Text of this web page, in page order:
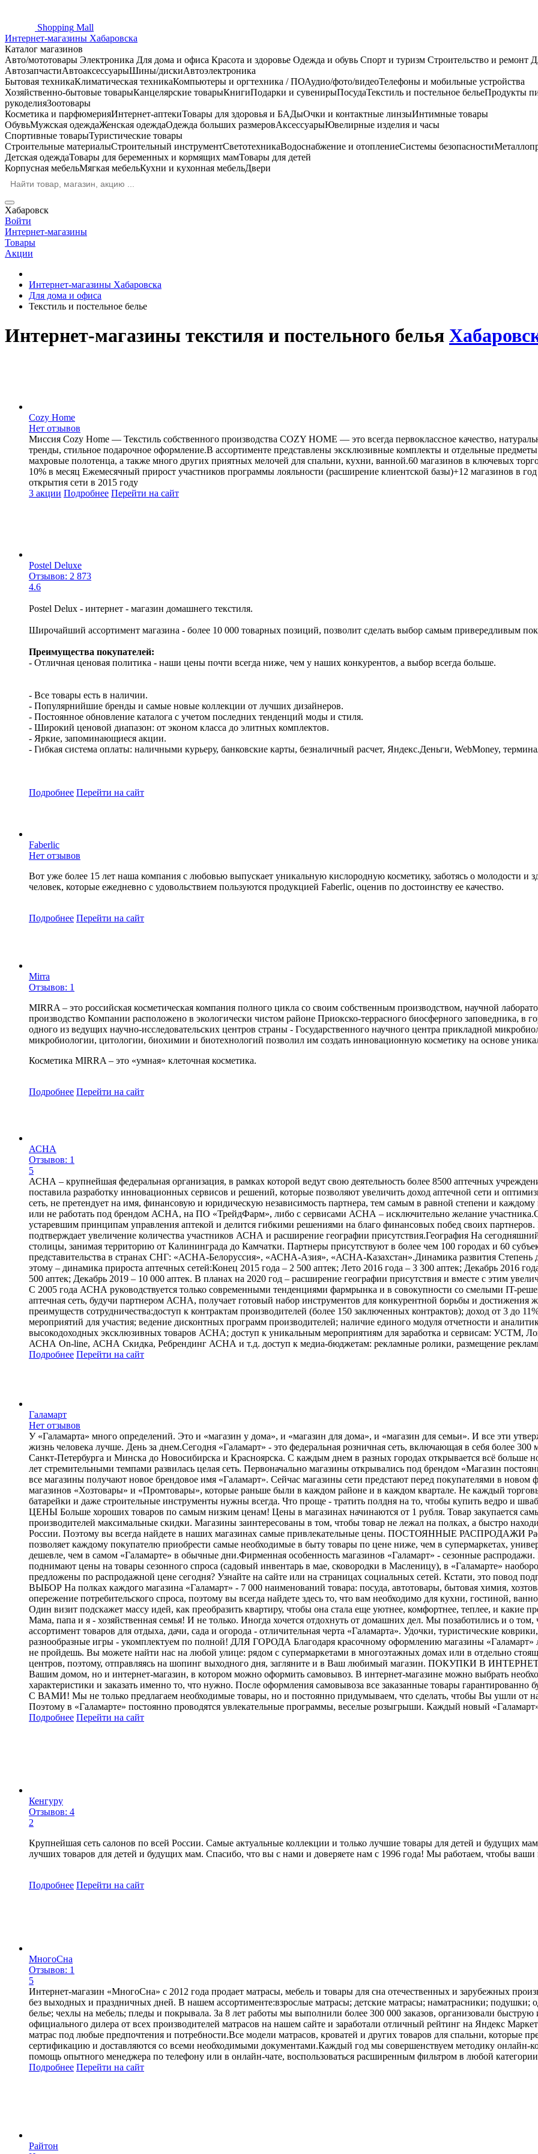
Shopping Mall
Интернет-магазины Хабаровска
Каталог магазинов
Авто/мототовары Электроника Для дома и офиса Красота и здоровье Одежда и обувь Спорт и туризм Строительство и ремонт
АвтозапчастиАвтоаксессуарыШины/дискиАвтоэлектроника
Бытовая техникаКлиматическая техникаКомпьютеры и оргтехника / ПОАудио/фото/видеоТелефоны и мобильные устройства
Хозяйственно-бытовые товарыКанцелярские товарыКнигиПодарки и сувенирыПосудаТекстиль и постельное бельеПродукты
рукоделияЗоотовары
Косметика и парфюмерияИнтернет-аптекиТовары для здоровья и БАДыОчки и контактные линзыИнтимные товары
ОбувьМужская одеждаЖенская одеждаОдежда больших размеровАксессуарыЮвелирные изделия и часы
Спортивные товарыТуристические товары
Строительные материалыСтроительный инструментСветотехникаВодоснабжение и отоплениеСистемы безопасности
Детская одеждаТовары для беременных и кормящих мамТовары для детей
Корпусная мебельМягкая мебельКухни и кухонная мебельДвери
Хабаровск
Войти
Интернет-магазины
Товары
Акции
Интернет-магазины Хабаровска
Для дома и офиса
Текстиль и постельное белье
Интернет-магазины текстиля и постельного белья
Cozy Home
Нет отзывов
Миссия Cozy Home — Текстиль собственного производства COZY HOME — это всегда первоклассное качество,
тренды, стильное подарочное оформление.В ассортименте представлены эксклюзивные комплекты и отдельные
махровые полотенца, а также много других приятных мелочей для спальни, кухни, ванной.60 магазинов в ключевых
10% в месяц Ежемесячный прирост участников программы лояльности (расширение клиентской базы)+12 магазинов в
открытия сети в 2015 году
3 акции Подробнее Перейти на сайт
Postel Deluxe
Отзывов: 2 873
4.6
Postel Delux - интернет - магазин домашнего текстиля.
Широчайший ассортимент магазина - более 10 000 товарных позиций, позволит сделать выбор самым привередливым
Преимущества покупателей:
- Отличная ценовая политика - наши цены почти всегда ниже, чем у наших конкурентов, а выбор всегда больше.
- Все товары есть в наличии.
- Популярнийшие бренды и самые новые коллекции от лучших дизайнеров.
- Постоянное обновление каталога с учетом последних тенденций моды и стиля.
- Широкий ценовой диапазон: от эконом класса до элитных комплектов.
- Яркие, запоминающиеся акции.
- Гибкая система оплаты: наличными курьеру, банковские карты, безналичный расчет, Яндекс.Деньги, WebMoney,
Подробнее Перейти на сайт
Faberlic
Нет отзывов
Вот уже более 15 лет наша компания с любовью выпускает уникальную кислородную косметику, заботясь о молодости
человек, которые ежедневно с удовольствием пользуются продукцией Faberlic, оценив по достоинству ее качество.
Подробнее Перейти на сайт
Mirra
Отзывов: 1
MIRRA – это российская косметическая компания полного цикла со своим собственным производством, научной
производство Компании расположено в экологически чистом районе Приокско-террасного биосферного заповедника, в
одного из ведущих научно-исследовательских центров страны - Государственного научного центра прикладной
микробиологии, цитологии, биохимии и биотехнологий позволил им создать инновационную косметику на основе
Косметика MIRRA – это «умная» клеточная косметика.
Подробнее Перейти на сайт
АСНА
Отзывов: 1
5
АСНА – крупнейшая федеральная организация, в рамках которой ведут свою деятельность более 8500 аптечных
поставила разработку инновационных сервисов и решений, которые позволяют увеличить доход аптечной сети и
сеть, не претендует на имя, финансовую и юридическую независимость партнера, тем самым в равной степени и каждому
или не работать под брендом АСНА, на ПО «ТрейдФарм», либо с сервисами АСНА – исключительно желание
устаревшим принципам управления аптекой и делится гибкими решениями на благо финансовых побед своих
подтверждает увеличение количества участников АСНА и расширение географии присутствия.География На
столицы, занимая территорию от Калининграда до Камчатки. Партнеры присутствуют в более чем 100 городах и 60
представительства в странах СНГ: «АСНА-Белоруссия», «АСНА-Азия», «АСНА-Казахстан».Динамика развития
этому – динамика прироста аптечных сетей:Конец 2015 года – 2 500 аптек; Лето 2016 года – 3 300 аптек; Декабрь 2016
500 аптек; Декабрь 2019 – 10 000 аптек. В планах на 2020 год – расширение географии присутствия и вместе с этим
С 2005 года АСНА руководствуется только современными тенденциями фармрынка и в совокупности со смелыми IT-
аптечная сеть, будучи партнером АСНА, получает готовый набор инструментов для конкурентной борьбы и достижения
преимуществ сотрудничества:доступ к контрактам производителей (более 150 заключенных контрактов); доход от 3 до
мероприятий для участия; ведение дисконтных программ производителей; наличие единого модуля отчетности и
высокодоходных эксклюзивных товаров АСНА; доступ к уникальным мероприятиям для заработка и сервисам:
АСНА On-line, АСНА Скидка, Ребрендинг АСНА и т.д. доступ к медиа-бюджетам: рекламные ролики, размещение рекламы
Подробнее Перейти на сайт
Галамарт
Нет отзывов
У «Галамарта» много определений. Это и «магазин у дома», и «магазин для дома», и «магазин для семьи». И все эти
жизнь человека лучше. День за днем.Сегодня «Галамарт» - это федеральная розничная сеть, включающая в себя более
Санкт-Петербурга и Минска до Новосибирска и Красноярска. С каждым днем в разных городах открывается всё больше
лет стремительными темпами развилась целая сеть. Первоначально магазины открывались под брендом «Магазин
все магазины получают новое брендовое имя «Галамарт». Сейчас магазины сети предстают перед покупателями в
магазинов «Хозтовары» и «Промтовары», которые раньше были в каждом районе и в каждом квартале. Не каждый
батарейки и даже строительные инструменты нужны всегда. Что проще - тратить полдня на то, чтобы купить ведро и
ЦЕНЫ Больше хороших товаров по самым низким ценам! Цены в магазинах начинаются от 1 рубля. Товар закупается
производителей максимальные скидки. Магазины заинтересованы в том, чтобы товар не лежал на полках, а быстро
России. Поэтому вы всегда найдете в наших магазинах самые привлекательные цены. ПОСТОЯННЫЕ РАСПРОДАЖИ
позволяет каждому покупателю приобрести самые необходимые в быту товары по цене ниже, чем в супермаркетах,
дешевле, чем в самом «Галамарте» в обычные дни.Фирменная особенность магазинов «Галамарт» - сезонные
поднимают цены на товары сезонного спроса (садовый инвентарь в мае, сковородки в Масленицу), в «Галамарте»
предложены по распродажной цене сегодня? Узнайте на сайте или на страницах социальных сетей. Кстати, это повод
ВЫБОР На полках каждого магазина «Галамарт» - 7 000 наименований товара: посуда, автотовары, бытовая химия,
опережение потребительского спроса, поэтому вы всегда найдете здесь то, что вам необходимо для кухни, гостиной,
Один визит подскажет массу идей, как преобразить квартиру, чтобы она стала еще уютнее, комфортнее, теплее, и
Мама, папа и я - хозяйственная семья! И не только. Иногда хочется отдохнуть от домашних дел. Мы позаботились и о
ассортимент товаров для отдыха, дачи, сада и огорода - отличительная черта «Галамарта». Удочки, туристические
разнообразные игры - укомплектуем по полной! ДЛЯ ГОРОДА Благодаря красочному оформлению магазины
не пройдешь. Вы можете найти нас на любой улице: рядом с супермаркетами в многоэтажных домах или в отдельно
центров, поэтому, отправляясь на шопинг выходного дня, загляните и в Ваш любимый магазин. ПОКУПКИ В
Вашим домом, но и интернет-магазин, в котором можно оформить самовывоз. В интернет-магазине можно выбрать
характеристики и заказать именно то, что нужно. После оформления самовывоза все заказанные товары
С ВАМИ! Мы не только предлагаем необходимые товары, но и постоянно придумываем, что сделать, чтобы Вы ушли от
Поэтому в «Галамарте» постоянно проводятся увлекательные программы, веселые розыгрыши. Каждый новый
Подробнее Перейти на сайт
Кенгуру
Отзывов: 4
2
Крупнейшая сеть салонов по всей России. Самые актуальные коллекции и только лучшие товары для детей и будущих
лучших товаров для детей и будущих мам. Спасибо, что вы с нами и доверяете нам с 1996 года! Мы работаем, чтобы ваши
Подробнее Перейти на сайт
МногоСна
Отзывов: 1
5
Интернет-магазин «МногоСна» с 2012 года продает матрасы, мебель и товары для сна отечественных и зарубежных
без выходных и праздничных дней. В нашем ассортименте:взрослые матрасы; детские матрасы; наматрасники; подушки;
белье; чехлы на мебель; пледы и покрывала. За 8 лет работы мы выполнили более 300 000 заказов, организовали
официального дилера от всех производителей матрасов на нашем сайте и заработали отличный рейтинг на Яндекс
матрас под любые предпочтения и потребности.Все модели матрасов, кроватей и других товаров для спальни, которые
сертификацию и доставляются со всеми необходимыми документами.Каждый год мы совершенствуем методику онлайн-
помощь опытного менеджера по телефону или в онлайн-чате, воспользоваться расширенным фильтром в любой
Подробнее Перейти на сайт
Райтон